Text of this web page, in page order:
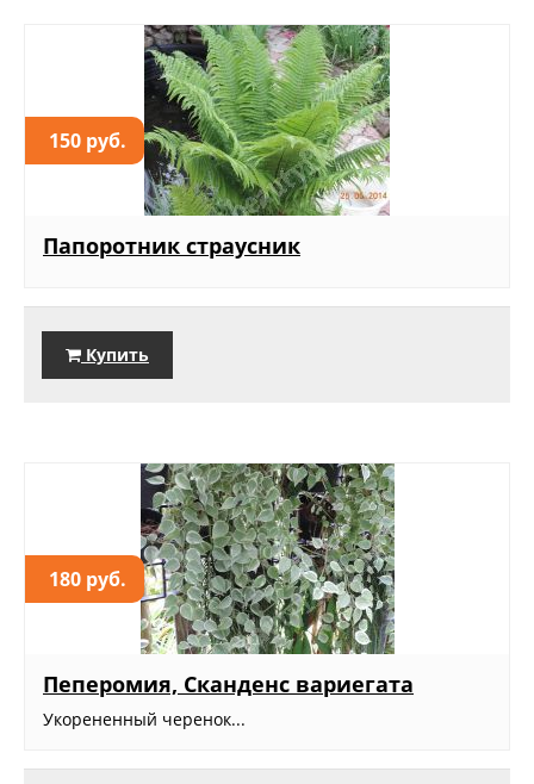
150 руб.
Папоротник страусник
Купить
180 руб.
Пеперомия, Сканденс вариегата
Укорененный черенок...